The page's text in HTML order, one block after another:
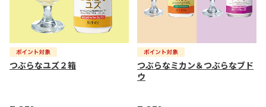
つぶらなユズ２箱
つぶらなミカン＆つぶらなブド
ウ